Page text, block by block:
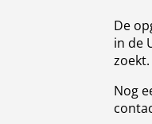
De
in de
zoekt.
Nog